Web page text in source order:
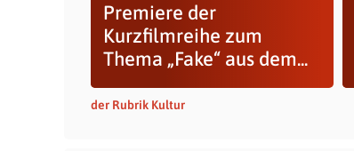
Premiere der
Kurzfilmreihe zum
Thema „Fake“ aus dem...
der Rubrik Kultur